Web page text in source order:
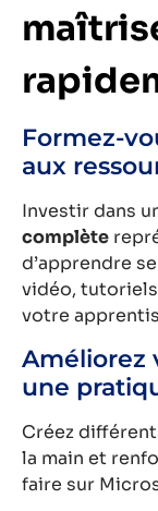
Formez-
aux
Investir dans
complète
d’apprendre
vidéo,
votre
Améliorez
une
Créez
la main et
faire sur